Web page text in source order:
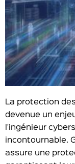
La protection
devenue un
l'ingénieur
incontournable.
assure une